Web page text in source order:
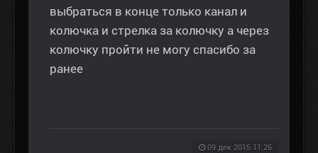
выбраться в конце только канал и
колючка и стрелка за колючку а через
колючку пройти не могу спасибо за
ранее
09 дек 2015 11:26